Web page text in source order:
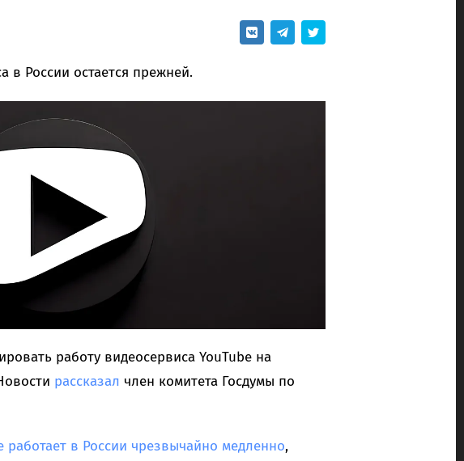
в России остается прежней.
работу видеосервиса YouTube на
рассказал член комитета Госдумы по
работает в России чрезвычайно медленно,